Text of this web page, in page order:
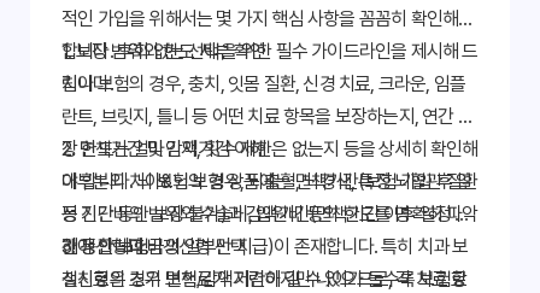
적인 가입을 위해서는 몇 가지 핵심 사항을 꼼꼼히 확인해야
합니다. 후회 없는 선택을 위한 필수 가이드라인을 제시해 드
립니다.
1. 보장 범위와 한도 세부 확인
치아 보험의 경우, 충치, 잇몸 질환, 신경 치료, 크라운, 임플
란트, 브릿지, 틀니 등 어떤 치료 항목을 보장하는지, 연간 보
장 한도는 얼마인지, 횟수 제한은 없는지 등을 상세히 확인해
야 합니다. 뇌 보험의 경우, 뇌출혈, 뇌경색, 특정 뇌혈관 질환
등 진단비의 범위와 수술비, 입원비 등의 한도를 명확히 파악
해야 합니다.
2. 면책기간 및 감액기간 이해
대부분의 치아&뇌 보험 상품에는 면책기간(보험 가입 후 일
정 기간 동안 보장 불가)과 감액기간(면책기간 이후 일정 기
간 동안 보험금의 일부만 지급)이 존재합니다. 특히 치과 보
철치료의 경우 면책/감액기간이 길 수 있으므로, 각 치료 항
3. 갱신형과 비갱신형 선택
갱신형은 초기 보험료가 저렴하지만 나이가 들수록 보험료